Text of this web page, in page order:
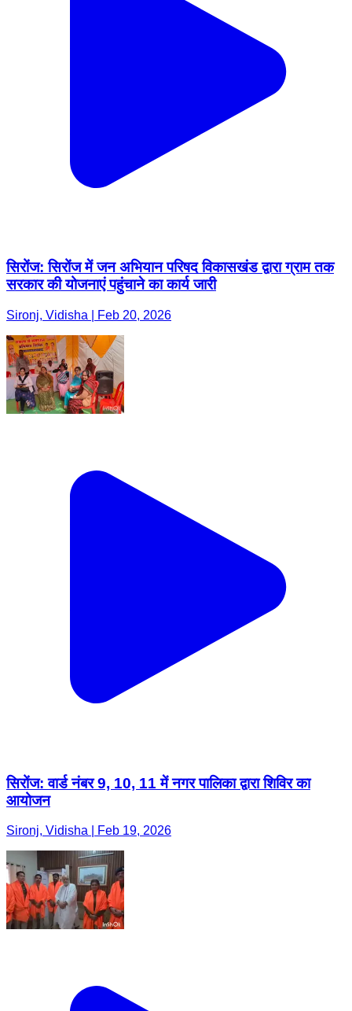
सिरोंज: सिरोंज में जन अभियान परिषद विकासखंड द्वारा ग्राम तक
सरकार की योजनाएं पहुंचाने का कार्य जारी
Sironj, Vidisha | Feb 20, 2026
सिरोंज: वार्ड नंबर 9, 10, 11 में नगर पालिका द्वारा शिविर का
आयोजन
Sironj, Vidisha | Feb 19, 2026